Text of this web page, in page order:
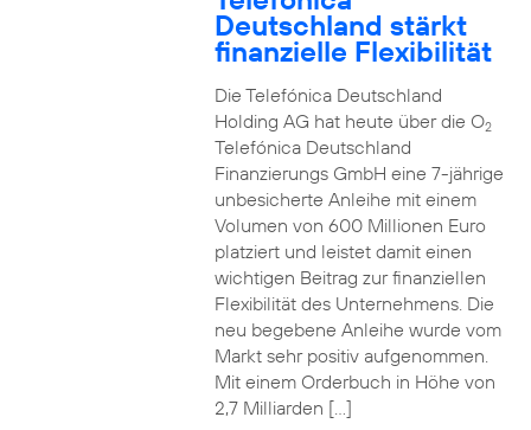
Deutschland stärkt
finanzielle Flexibilität
Die Telefónica Deutschland
Holding AG hat heute über die O2
Telefónica Deutschland
Finanzierungs GmbH eine 7-jährige
unbesicherte Anleihe mit einem
Volumen von 600 Millionen Euro
platziert und leistet damit einen
wichtigen Beitrag zur finanziellen
Flexibilität des Unternehmens. Die
neu begebene Anleihe wurde vom
Markt sehr positiv aufgenommen.
Mit einem Orderbuch in Höhe von
2,7 Milliarden […]